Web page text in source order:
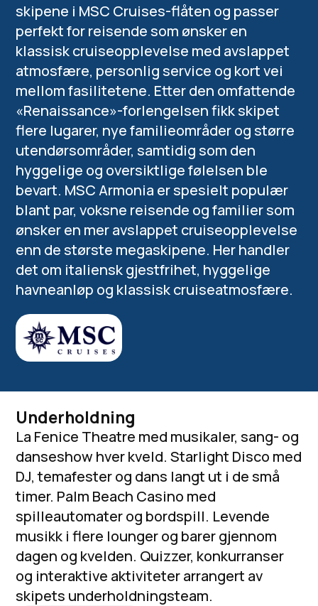
skipene i MSC Cruises-flåten og passer
perfekt for reisende som ønsker en
klassisk cruiseopplevelse med avslappet
atmosfære, personlig service og kort vei
mellom fasilitetene. Etter den omfattende
«Renaissance»-forlengelsen fikk skipet
flere lugarer, nye familieområder og større
utendørsområder, samtidig som den
hyggelige og oversiktlige følelsen ble
bevart. MSC Armonia er spesielt populær
blant par, voksne reisende og familier som
ønsker en mer avslappet cruiseopplevelse
enn de største megaskipene. Her handler
det om italiensk gjestfrihet, hyggelige
havneanløp og klassisk cruiseatmosfære.
Underholdning
La Fenice Theatre med musikaler, sang- og
danseshow hver kveld. Starlight Disco med
DJ, temafester og dans langt ut i de små
timer. Palm Beach Casino med
spilleautomater og bordspill. Levende
musikk i flere lounger og barer gjennom
dagen og kvelden. Quizzer, konkurranser
og interaktive aktiviteter arrangert av
skipets underholdningsteam.